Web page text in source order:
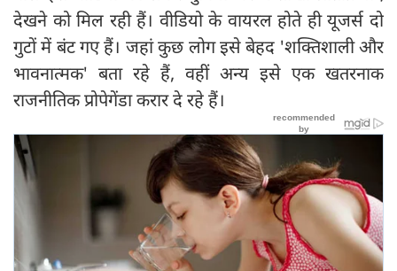
देखने को मिल रही हैं। वीडियो के वायरल होते ही यूजर्स दो
गुटों में बंट गए हैं। जहां कुछ लोग इसे बेहद 'शक्तिशाली और
भावनात्मक' बता रहे हैं, वहीं अन्य इसे एक खतरनाक
राजनीतिक प्रोपेगेंडा करार दे रहे हैं।